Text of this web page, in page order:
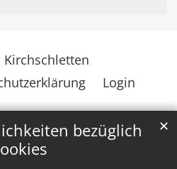
bezüglich
✕
Login